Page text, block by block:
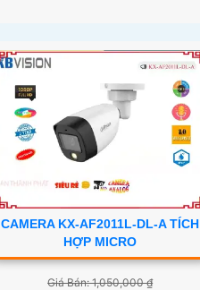
CAMERA KX-AF2011L-DL-A TÍCH
HỢP MICRO
Giá Bán: 1,050,000 ₫